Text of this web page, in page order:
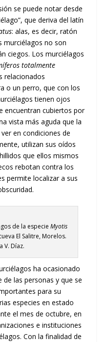
se puede notar desde
que deriva del latín
: alas, es decir, ratón
murciélagos no son
ciegos. Los murciélagos
totalmente
relacionados
o un perro, que con los
tienen ojos
encuentran cubiertos por
vista más aguda que la
en condiciones de
utilizan sus oídos
que ellos mismos
rebotan contra los
permite localizar a sus
de la especie Myotis
El Salitre, Morelos.
V. Díaz.
ha ocasionado
las personas y que se
para su
especies en estado
el mes de octubre, en
e instituciones
Con la finalidad de